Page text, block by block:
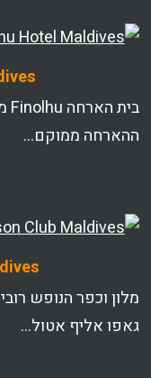
ההארחה ממוקם…
מלון וכפר הנופש
גאפו אליף אטול…